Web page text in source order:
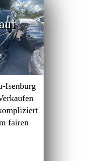
Isenburg
fairen